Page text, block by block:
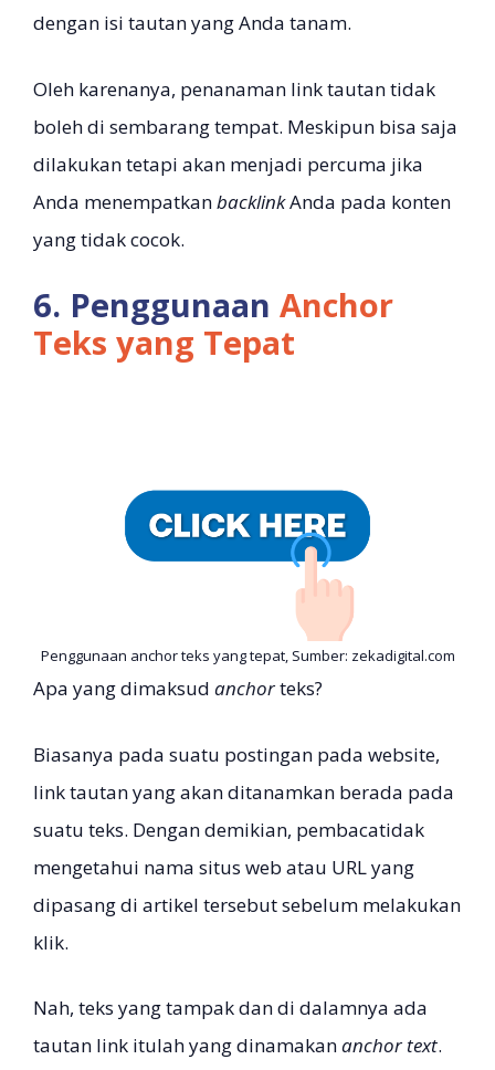
dengan isi tautan yang Anda tanam.
Oleh karenanya, penanaman link tautan tidak
boleh di sembarang tempat. Meskipun bisa saja
dilakukan tetapi akan menjadi percuma jika
Anda menempatkanbacklinkAnda pada konten
yang tidak cocok.
6. Penggunaan Anchor
Teks yang Tepat
Penggunaan anchor teks yang tepat, Sumber: zekadigital.com
Apa yang dimaksud anchorteks?
Biasanya pada suatu postingan pada website,
link tautanyang akan ditanamkan berada pada
suatu teks. Dengan demikian, pembacatidak
mengetahui nama situs web atau URL yang
dipasang di artikel tersebut sebelum melakukan
klik.
Nah, teks yang tampak dan di dalamnya ada
tautan link itulah yang dinamakananchor text.